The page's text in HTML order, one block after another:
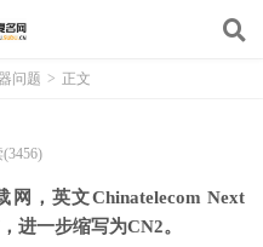
问题 > 正文
(3456)
，英文Chinatelecom Next
进一步缩写为CN2。